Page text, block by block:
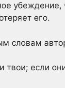
убеждение,
его.
словам
твои; если